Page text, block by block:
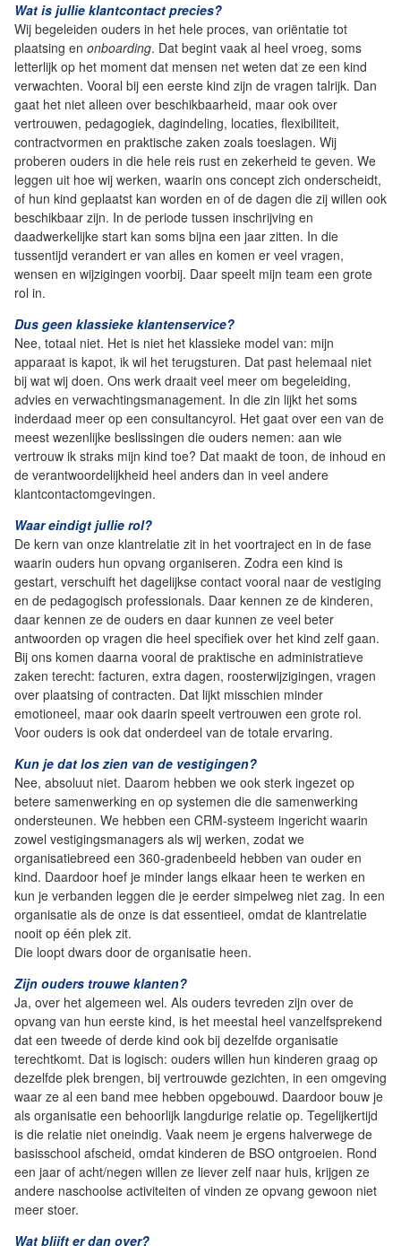
Wat is jullie klantcontact precies?
Wij begeleiden ouders in het hele proces, van oriëntatie tot
plaatsing en onboarding. Dat begint vaak al heel vroeg, soms
letterlijk op het moment dat mensen net weten dat ze een kind
verwachten. Vooral bij een eerste kind zijn de vragen talrijk. Dan
gaat het niet alleen over beschikbaarheid, maar ook over
vertrouwen, pedagogiek, dagindeling, locaties, flexibiliteit,
contractvormen en praktische zaken zoals toeslagen. Wij
proberen ouders in die hele reis rust en zekerheid te geven. We
leggen uit hoe wij werken, waarin ons concept zich onderscheidt,
of hun kind geplaatst kan worden en of de dagen die zij willen ook
beschikbaar zijn. In de periode tussen inschrijving en
daadwerkelijke start kan soms bijna een jaar zitten. In die
tussentijd verandert er van alles en komen er veel vragen,
wensen en wijzigingen voorbij. Daar speelt mijn team een grote
rol in.
Dus geen klassieke klantenservice?
Nee, totaal niet. Het is niet het klassieke model van: mijn
apparaat is kapot, ik wil het terugsturen. Dat past helemaal niet
bij wat wij doen. Ons werk draait veel meer om begeleiding,
advies en verwachtingsmanagement. In die zin lijkt het soms
inderdaad meer op een consultancyrol. Het gaat over een van de
meest wezenlijke beslissingen die ouders nemen: aan wie
vertrouw ik straks mijn kind toe? Dat maakt de toon, de inhoud en
de verantwoordelijkheid heel anders dan in veel andere
klantcontactomgevingen.
Waar eindigt jullie rol?
De kern van onze klantrelatie zit in het voortraject en in de fase
waarin ouders hun opvang organiseren. Zodra een kind is
gestart, verschuift het dagelijkse contact vooral naar de vestiging
en de pedagogisch professionals. Daar kennen ze de kinderen,
daar kennen ze de ouders en daar kunnen ze veel beter
antwoorden op vragen die heel specifiek over het kind zelf gaan.
Bij ons komen daarna vooral de praktische en administratieve
zaken terecht: facturen, extra dagen, roosterwijzigingen, vragen
over plaatsing of contracten. Dat lijkt misschien minder
emotioneel, maar ook daarin speelt vertrouwen een grote rol.
Voor ouders is ook dat onderdeel van de totale ervaring.
Kun je dat los zien van de vestigingen?
Nee, absoluut niet. Daarom hebben we ook sterk ingezet op
betere samenwerking en op systemen die die samenwerking
ondersteunen. We hebben een CRM-systeem ingericht waarin
zowel vestigingsmanagers als wij werken, zodat we
organisatiebreed een 360-gradenbeeld hebben van ouder en
kind. Daardoor hoef je minder langs elkaar heen te werken en
kun je verbanden leggen die je eerder simpelweg niet zag. In een
organisatie als de onze is dat essentieel, omdat de klantrelatie
nooit op één plek zit.
Die loopt dwars door de organisatie heen.
Zijn ouders trouwe klanten?
Ja, over het algemeen wel. Als ouders tevreden zijn over de
opvang van hun eerste kind, is het meestal heel vanzelfsprekend
dat een tweede of derde kind ook bij dezelfde organisatie
terechtkomt. Dat is logisch: ouders willen hun kinderen graag op
dezelfde plek brengen, bij vertrouwde gezichten, in een omgeving
waar ze al een band mee hebben opgebouwd. Daardoor bouw je
als organisatie een behoorlijk langdurige relatie op. Tegelijkertijd
is die relatie niet oneindig. Vaak neem je ergens halverwege de
basisschool afscheid, omdat kinderen de BSO ontgroeien. Rond
een jaar of acht/negen willen ze liever zelf naar huis, krijgen ze
andere naschoolse activiteiten of vinden ze opvang gewoon niet
meer stoer.
Wat blijft er dan over?